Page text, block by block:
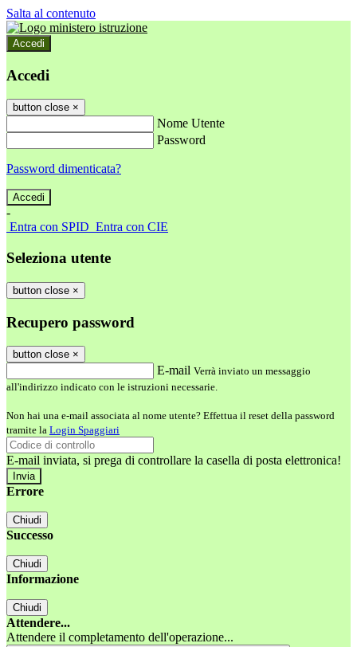
Salta al contenuto
Accedi
Accedi
button close ×
Nome Utente
Password
Password dimenticata?
-
Entra con SPID Entra con CIE
Seleziona utente
button close ×
Recupero password
button close ×
E-mail Verrà inviato un messaggio
all'indirizzo indicato con le istruzioni necessarie.
Non hai una e-mail associata al nome utente? Effettua il reset della password
tramite la Login Spaggiari
E-mail inviata, si prega di controllare la casella di posta elettronica!
Errore
Chiudi
Successo
Chiudi
Informazione
Chiudi
Attendere...
Attendere il completamento dell'operazione...